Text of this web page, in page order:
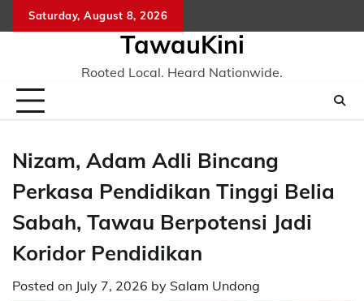
to
Saturday, August 8, 2026
TawauKini
Rooted Local. Heard Nationwide.
Nizam, Adam Adli Bincang
Perkasa Pendidikan Tinggi Belia
Sabah, Tawau Berpotensi Jadi
Koridor Pendidikan
Posted on July 7, 2026 by Salam Undong